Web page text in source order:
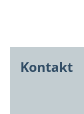
Kontakt